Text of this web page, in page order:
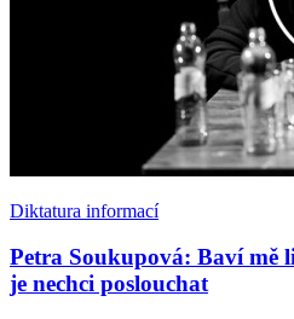
Diktatura informací
Petra Soukupová: Baví mě
je nechci poslouchat